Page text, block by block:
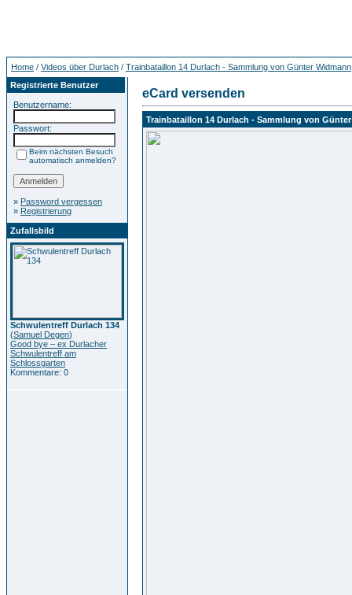
Home / Videos über Durlach / Trainbataillon 14 Durlach - Sammlung von Günter Widmann
Registrierte Benutzer
Benutzername:
Passwort:
Beim nächsten Besuch
automatisch anmelden?
» Password vergessen
» Registrierung
Zufallsbild
Schwulentreff Durlach 134
(Samuel Degen)
Good bye – ex Durlacher
Schwulentreff am
Schlossgarten
Kommentare: 0
eCard versenden
Trainbataillon 14 Durlach - Sammlung von